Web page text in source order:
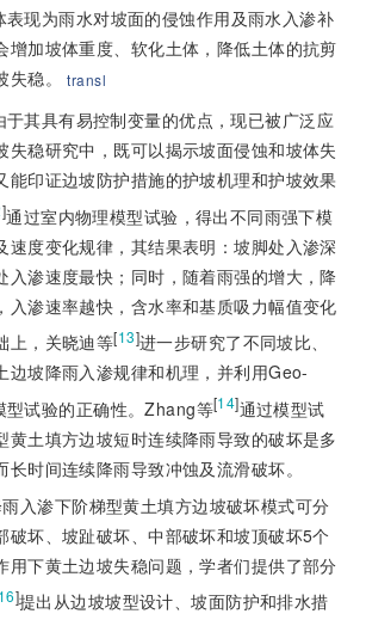
表现为雨水对坡面的侵蚀作用及雨水入渗补
增加坡体重度、软化土体，降低土体的抗剪
稳。
transl
于其具有易控制变量的优点，现已被广泛应
失稳研究中，既可以揭示坡面侵蚀和坡体失
能印证边坡防护措施的护坡机理和护坡效果
]通过室内物理模型试验，得出不同雨强下模
速度变化规律，其结果表明：坡脚处入渗深
入渗速度最快；同时，随着雨强的增大，降
入渗速率越快，含水率和基质吸力幅值变化
上，关晓迪等[13]进一步研究了不同坡比、
边坡降雨入渗规律和机理，并利用Geo-
试验的正确性。Zhang等[14]通过模型试
黄土填方边坡短时连续降雨导致的破坏是多
时间连续降雨导致冲蚀及流滑破坏。
入渗下阶梯型黄土填方边坡破坏模式可分
破坏、坡趾破坏、中部破坏和坡顶破坏5个
用下黄土边坡失稳问题，学者们提供了部分
16]提出从边坡坡型设计、坡面防护和排水措